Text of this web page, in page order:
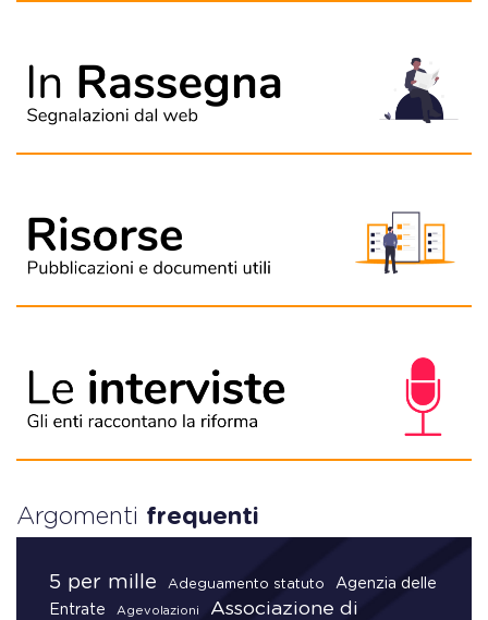
Argomenti frequenti
5 per mille Adeguamento statuto
Agenzia delle
Entrate
Agevolazioni
Associazione di